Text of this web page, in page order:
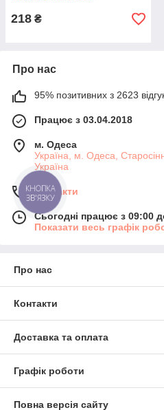
218 ₴
Про нас
95% позитивних з 2623
Працює з 03.04.2018
м. Одеса
Україна, м. Одеса,
Україна
Контакти
Сьогодні працює з 09:00
Показати весь графік
Про нас
Контакти
Доставка та оплата
Графік роботи
Повна версія сайту
КНОПКА
ЗВ'ЯЗКУ